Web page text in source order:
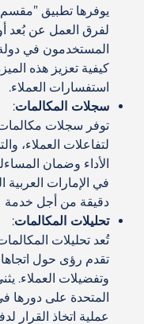
يوفرها تطبيق
لفرق العمل عن بُعد
المستخدمون في دولة
كيفية تعزيز هذه
استفسارات العملاء.
سجلات المكالمات:
توفر سجلات
لتفاعلات العملاء،
الأداء وضمان
في الإمارات
دقيقة من أجل خدمة
تحليلات المكالمات:
تُعد تحليلات
تقدم رؤى حول
وتفضيلات العملاء.
المتحدة على دورها
عملية اتخاذ القرار